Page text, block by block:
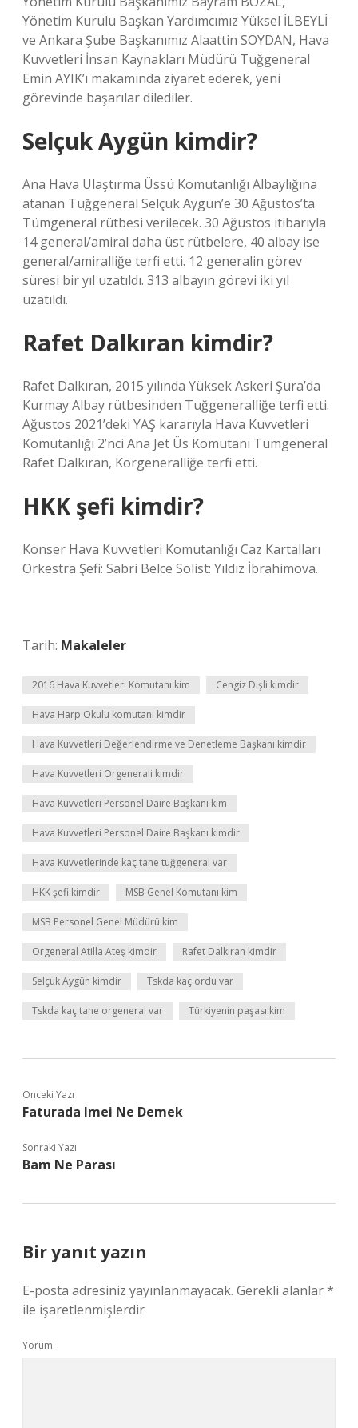
Yönetim Kurulu Başkan Yardımcımız Yüksel İLBEYLİ
ve Ankara Şube Başkanımız Alaattin SOYDAN, Hava
Kuvvetleri İnsan Kaynakları Müdürü Tuğgeneral
Emin AYIK’ı makamında ziyaret ederek, yeni
görevinde başarılar dilediler.
Selçuk Aygün kimdir?
Ana Hava Ulaştırma Üssü Komutanlığı Albaylığına
atanan Tuğgeneral Selçuk Aygün’e 30 Ağustos’ta
Tümgeneral rütbesi verilecek. 30 Ağustos itibarıyla
14 general/amiral daha üst rütbelere, 40 albay ise
general/amiralliğe terfi etti. 12 generalin görev
süresi bir yıl uzatıldı. 313 albayın görevi iki yıl
uzatıldı.
Rafet Dalkıran kimdir?
Rafet Dalkıran, 2015 yılında Yüksek Askeri Şura’da
Kurmay Albay rütbesinden Tuğgeneralliğe terfi etti.
Ağustos 2021’deki YAŞ kararıyla Hava Kuvvetleri
Komutanlığı 2’nci Ana Jet Üs Komutanı Tümgeneral
Rafet Dalkıran, Korgeneralliğe terfi etti.
HKK şefi kimdir?
Konser Hava Kuvvetleri Komutanlığı Caz Kartalları
Orkestra Şefi: Sabri Belce Solist: Yıldız İbrahimova.
Tarih: Makaleler
2016 Hava Kuvvetleri Komutanı kim Cengiz Dişli kimdir
Hava Harp Okulu komutanı kimdir
Hava Kuvvetleri Değerlendirme ve Denetleme Başkanı kimdir
Hava Kuvvetleri Orgenerali kimdir
Hava Kuvvetleri Personel Daire Başkanı kim
Hava Kuvvetleri Personel Daire Başkanı kimdir
Hava Kuvvetlerinde kaç tane tuğgeneral var
HKK şefi kimdir MSB Genel Komutanı kim
MSB Personel Genel Müdürü kim
Orgeneral Atilla Ateş kimdir Rafet Dalkıran kimdir
Selçuk Aygün kimdir Tskda kaç ordu var
Tskda kaç tane orgeneral var Türkiyenin paşası kim
Önceki Yazı
Faturada Imei Ne Demek
Sonraki Yazı
Bam Ne Parası
Bir yanıt yazın
E-posta adresiniz yayınlanmayacak. Gerekli alanlar*
ile işaretlenmişlerdir
Yorum